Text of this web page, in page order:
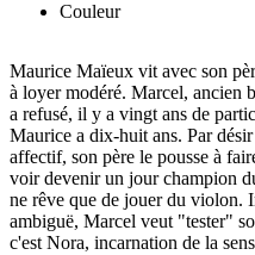
Couleur
Maurice Maïeux vit avec son
à loyer modéré. Marcel, ancien
a refusé, il y a vingt ans de
Maurice a dix-huit ans. Par
affectif, son père le pousse à
voir devenir un jour champion
ne rêve que de jouer du violon.
ambiguë, Marcel veut "tester"
c'est Nora, incarnation de la